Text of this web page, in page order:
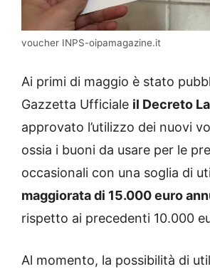
voucher INPS-oipamagazine.it
Ai primi di maggio è stato
Gazzetta Ufficiale il Decreto
approvato l’utilizzo dei nuovi
ossia i buoni da usare per le
occasionali con una soglia di
maggiorata di 15.000 euro
rispetto ai precedenti 10.000
Al momento, la possibilità di